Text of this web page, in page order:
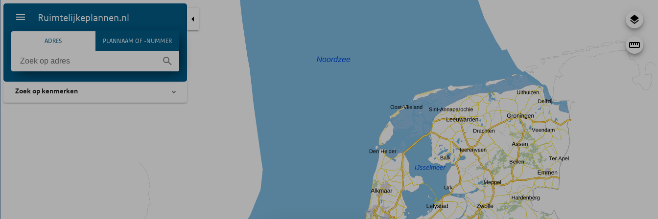
Ruimtelijkeplannen.nl
ADRES PLANNAAM OF -NUMMER
Zoek op kenmerken